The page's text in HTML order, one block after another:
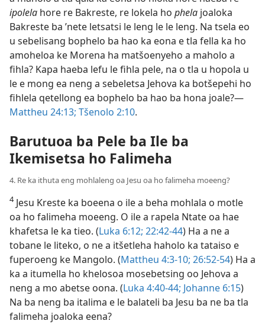
ipolela hore re Bakreste, re lokela ho phela joaloka
Bakreste ba ’nete letsatsi le leng le le leng. Na tsela eo
u sebelisang bophelo ba hao ka eona e tla fella ka ho
amoheloa ke Morena ha matšoenyeho a maholo a
fihla? Kapa haeba lefu le fihla pele, na o tla u hopola u
le e mong ea neng a sebeletsa Jehova ka botšepehi ho
fihlela qetellong ea bophelo ba hao ba hona joale?—
Mattheu 24:13; Tšenolo 2:10.
Barutuoa ba Pele ba Ile ba
Ikemisetsa ho Falimeha
4. Re ka ithuta eng mohlaleng oa Jesu oa ho falimeha moeeng?
4Jesu Kreste ka boeena o ile a beha mohlala o motle
oa ho falimeha moeeng. O ile a rapela Ntate oa hae
khafetsa le ka tieo. (Luka 6:12; 22:42-44) Ha a ne a
tobane le liteko, o ne a itšetleha haholo ka tataiso e
fuperoeng ke Mangolo. (Mattheu 4:3-10; 26:52-54) Ha a
ka a itumella ho khelosoa mosebetsing oo Jehova a
neng a mo abetse oona. (Luka 4:40-44; Johanne 6:15)
Na ba neng ba italima e le balateli ba Jesu ba ne ba tla
falimeha joaloka eena?